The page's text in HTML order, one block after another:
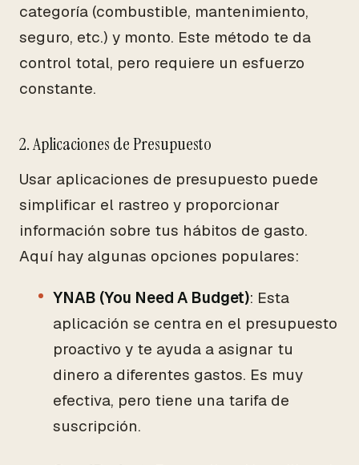
categoría (combustible, mantenimiento,
seguro, etc.) y monto. Este método te da
control total, pero requiere un esfuerzo
constante.
2. Aplicaciones de Presupuesto
Usar aplicaciones de presupuesto puede
simplificar el rastreo y proporcionar
información sobre tus hábitos de gasto.
Aquí hay algunas opciones populares:
YNAB (You Need A Budget): Esta
aplicación se centra en el presupuesto
proactivo y te ayuda a asignar tu
dinero a diferentes gastos. Es muy
efectiva, pero tiene una tarifa de
suscripción.